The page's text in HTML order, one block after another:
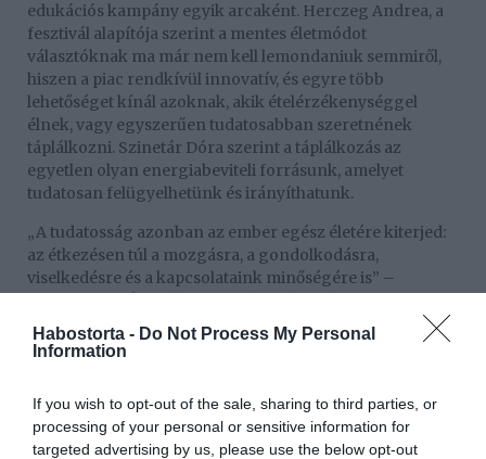
Habostorta - Do Not Process My Personal
Information
If you wish to opt-out of the sale, sharing to third parties, or
processing of your personal or sensitive information for
targeted advertising by us, please use the below opt-out
edukációs kampány egyik arcaként. Herczeg Andrea, a
fesztivál alapítója szerint a mentes életmódot
választóknak ma már nem kell lemondaniuk semmiről,
hiszen a piac rendkívül innovatív, és egyre több
lehetőséget kínál azoknak, akik ételérzékenységgel
élnek, vagy egyszerűen tudatosabban szeretnének
táplálkozni. Szinetár Dóra szerint a táplálkozás az
egyetlen olyan energiabeviteli forrásunk, amelyet
tudatosan felügyelhetünk és irányíthatunk.
„A tudatosság azonban az ember egész életére kiterjed:
az étkezésen túl a mozgásra, a gondolkodásra,
viselkedésre és a kapcsolataink minőségére is” –
alakítása viszonylag egyszerű, más területeken, például a
stresszkezelésben vagy a környezeti hatások elleni
Nagymama lesz